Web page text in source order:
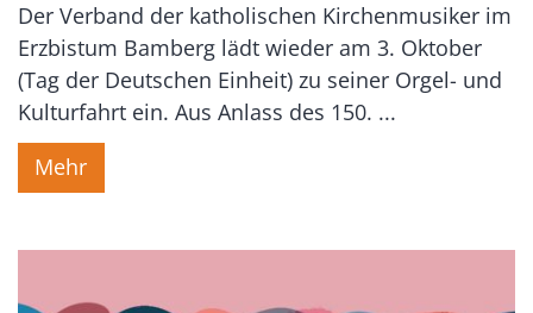
Der Verband der katholischen Kirchenmusiker im
Erzbistum Bamberg lädt wieder am 3. Oktober
(Tag der Deutschen Einheit) zu seiner Orgel- und
Kulturfahrt ein. Aus Anlass des 150. ...
Mehr